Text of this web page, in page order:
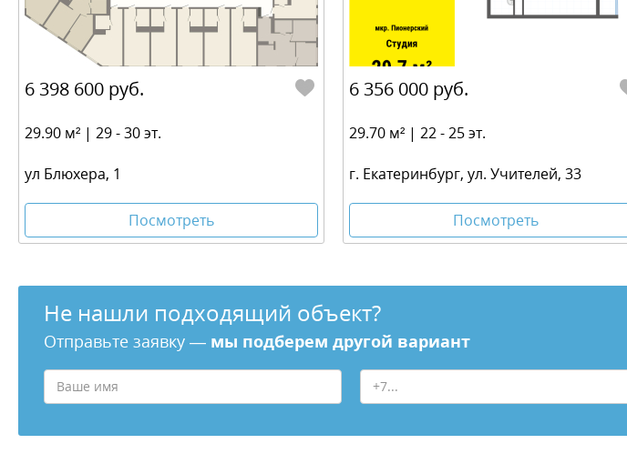
6 398 600 руб.
29.90 м² | 29 - 30 эт.
ул Блюхера, 1
Посмотреть
6 356 000 руб.
29.70 м² | 22 - 25 эт.
г. Екатеринбург, ул. Учителей, 33
Посмотреть
Не нашли подходящий объект?
Отправьте заявку — мы подберем другой вариант